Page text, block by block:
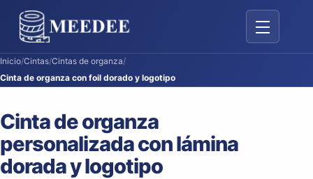
Alternar
Inicio/Cintas/Cintas de organza/
Cinta de organza con foil dorado y logotipo
Cinta de organza
personalizada con lámina
dorada y logotipo